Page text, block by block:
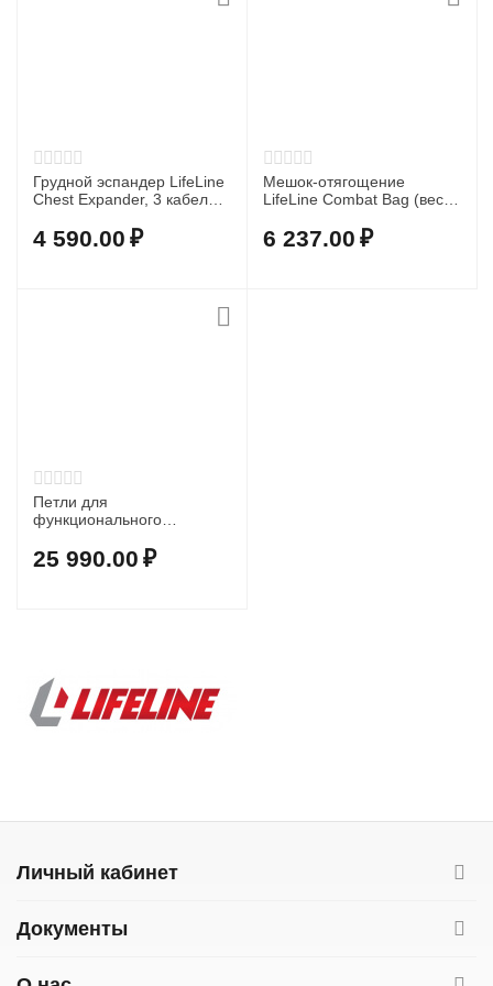
Грудной эспандер LifeLine
Chest Expander, 3 кабеля
фунтов каждый (3 х 13,6
кг)
4 590.00 ₽
Мешок-отягощение
LifeLine Combat Bag (вес
6 237.00 ₽
Петли для
функционального
25 990.00 ₽
Личный кабинет
Документы